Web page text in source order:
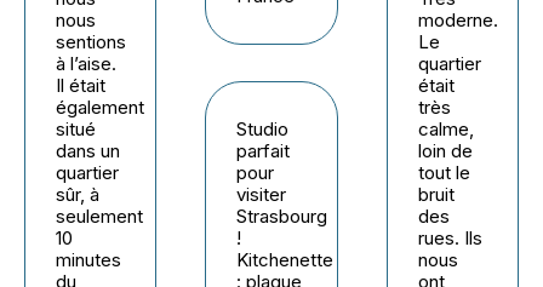
nous
sentions
à l’aise.
Il était
également
situé
dans un
quartier
sûr, à
seulement
10
minutes
du
Studio
parfait
pour
visiter
Strasbourg
!
Kitchenette
: plaque
moderne.
Le
quartier
était
très
calme,
loin de
tout le
bruit
des
rues. Ils
nous
ont